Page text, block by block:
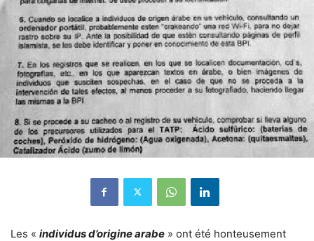
Les « individus d’origine arabe » ont été honteusement